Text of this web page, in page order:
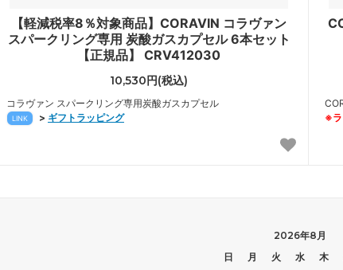
【軽減税率8％対象商品】CORAVIN コラヴァン
スパークリング専用 炭酸ガスカプセル 6本セット
【正規品】 CRV412030
10,530円(税込)
コラヴァン スパークリング専用炭酸ガスカプセル
LINK > ギフトラッピング
※ラ
2026年8月
日
月 火 水 木